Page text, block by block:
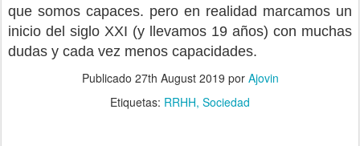
que somos capaces. pero en realidad marcamos un
inicio del siglo XXI (y llevamos 19 años) con muchas
dudas y cada vez menos capacidades.
Publicado 27th August 2019 por Ajovin
Etiquetas: RRHH Sociedad